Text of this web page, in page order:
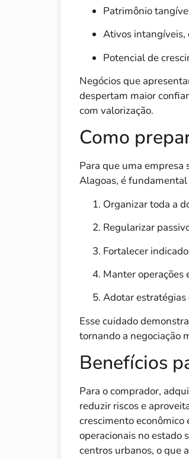
Patrimônio
Ativos intangíveis,
Potencial de
Negócios que
despertam maior
com valorização.
Como
Para que uma empresa
Alagoas, é
Organizar toda a
Regularizar
Fortalecer
Manter operações
Adotar estratégias
Esse cuidado
tornando a negociação
Benefícios
Para o comprador,
reduzir riscos e
crescimento econômico
operacionais no estado
centros urbanos, o que